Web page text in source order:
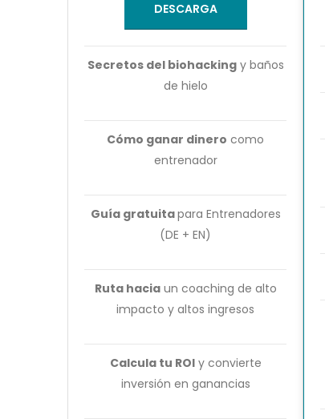
DESCARGA
Secretos del biohackingy baños
de hielo
Cómo ganar dinero como
entrenador
Guía gratuitapara Entrenadores
(DE + EN)
Ruta haciaun coaching de alto
impacto y altos ingresos
Calcula tu ROIy convierte
inversión en ganancias